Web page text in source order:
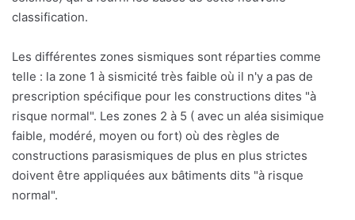
classification.
Les différentes zones sismiques sont réparties comme
telle : la zone 1 à sismicité très faible où il n'y a pas de
prescription spécifique pour les constructions dites "à
risque normal". Les zones 2 à 5 ( avec un aléa sisimique
faible, modéré, moyen ou fort) où des règles de
constructions parasismiques de plus en plus strictes
doivent être appliquées aux bâtiments dits "à risque
normal".